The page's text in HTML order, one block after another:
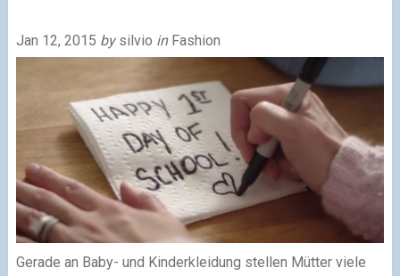
Jan 12, 2015 bysilvio inFashion
Gerade an Baby- und Kinderkleidung stellen Mütter viele